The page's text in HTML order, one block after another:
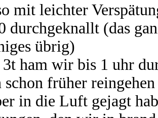
mit leichter
durchgeknallt (das
übrig)
ham wir bis 1 uhr
schon früher
in die Luft gejagt